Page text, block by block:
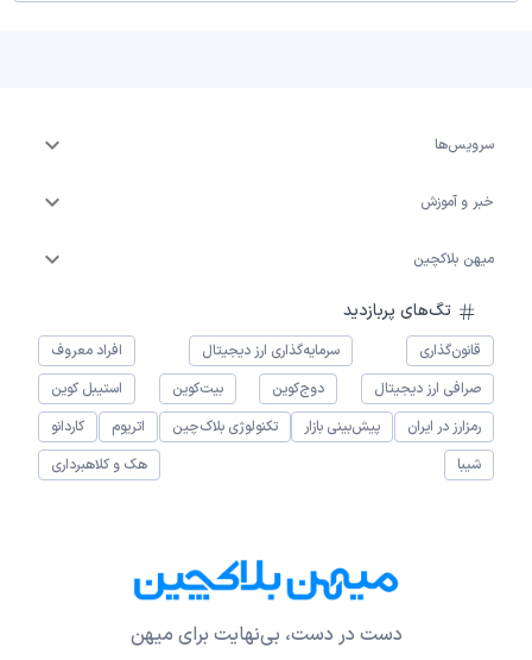
سرویس‌ها
خبر و آموزش
میهن بلاکچین
تگ‌های پربازدید
قانون‌گذاری سرمایه‌گذاری ارز دیجیتال
افراد معروف
صرافی ارز دیجیتال
دوج‌کوین بیت‌کوین
استیبل کوین
رمزارز در ایران
پیش‌بینی بازار تکنولوژی بلاک‌چین اتریوم
کاردانو
شیبا
هک و کلاهبرداری
دست در دست، بی‌نهایت برای میهن